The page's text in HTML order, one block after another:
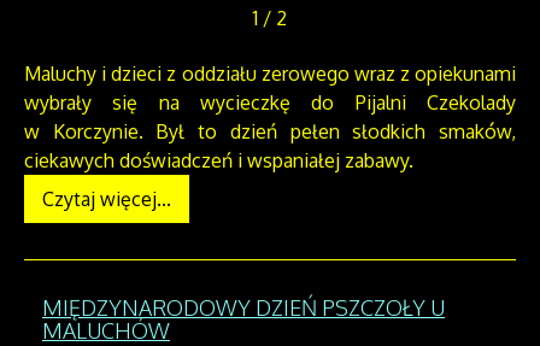
1 / 2
Maluchy i dzieci z oddziału zerowego wraz z opiekunami
wybrały się na wycieczkę do Pijalni Czekolady
w Korczynie. Był to dzień pełen słodkich smaków,
ciekawych doświadczeń i wspaniałej zabawy.
Czytaj więcej...
MIĘDZYNARODOWY DZIEŃ PSZCZOŁY U
MALUCHÓW